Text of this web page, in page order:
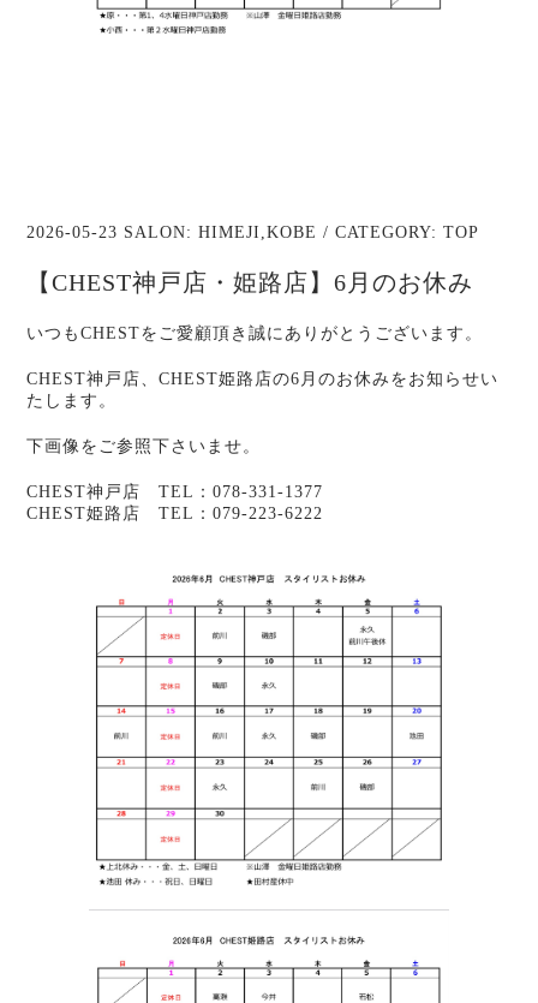
2026-05-23 SALON:HIMEJI ,KOBE / CATEGORY:TOP
【CHEST神戸店・姫路店】6月のお休み
いつもCHESTをご愛顧頂き誠にありがとうございます。
CHEST神戸店、CHEST姫路店の6月のお休みをお知らせい
たします。
下画像をご参照下さいませ。
CHEST神戸店 TEL：078-331-1377
CHEST姫路店 TEL：079-223-6222